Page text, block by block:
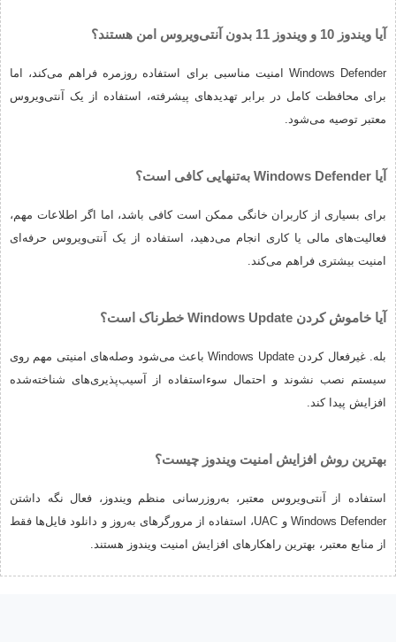
آیا ویندوز 10 و ویندوز 11 بدون آنتی‌ویروس امن هستند؟
Windows Defender امنیت مناسبی برای استفاده روزمره فراهم می‌کند، اما
برای محافظت کامل در برابر تهدیدهای پیشرفته، استفاده از یک آنتی‌ویروس
معتبر توصیه می‌شود.
آیا Windows Defender به‌تنهایی کافی است؟
برای بسیاری از کاربران خانگی ممکن است کافی باشد، اما اگر اطلاعات مهم،
فعالیت‌های مالی یا کاری انجام می‌دهید، استفاده از یک آنتی‌ویروس حرفه‌ای
امنیت بیشتری فراهم می‌کند.
آیا خاموش کردن Windows Update خطرناک است؟
بله. غیرفعال کردن Windows Update باعث می‌شود وصله‌های امنیتی مهم روی
سیستم نصب نشوند و احتمال سوءاستفاده از آسیب‌پذیری‌های شناخته‌شده
افزایش پیدا کند.
بهترین روش افزایش امنیت ویندوز چیست؟
استفاده از آنتی‌ویروس معتبر، به‌روزرسانی منظم ویندوز، فعال نگه داشتن
Windows Defender و UAC، استفاده از مرورگرهای به‌روز و دانلود فایل‌ها فقط
از منابع معتبر، بهترین راهکارهای افزایش امنیت ویندوز هستند.